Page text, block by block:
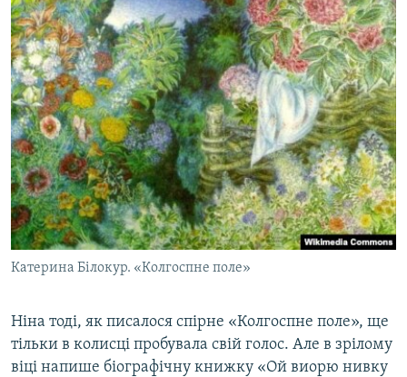
Катерина Білокур. «Колгоспне поле»
Ніна тоді, як писалося спірне «Колгоспне поле», ще
тільки в колисці пробувала свій голос. Але в зрілому
віці напише біографічну книжку «Ой виорю нивку